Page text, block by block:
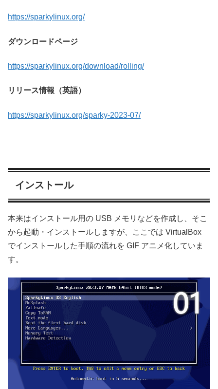
https://sparkylinux.org/
ダウンロードページ
https://sparkylinux.org/download/rolling/
リリース情報（英語）
https://sparkylinux.org/sparky-2023-07/
インストール
本来はインストール用の USB メモリなどを作成し、そこ
から起動・インストールしますが、ここでは VirtualBox
でインストールした手順の流れを GIF アニメ化していま
す。